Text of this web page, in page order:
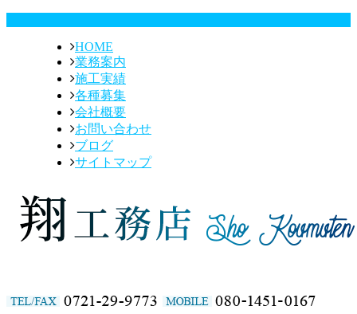
HOME
業務案内
施工実績
各種募集
会社概要
お問い合わせ
ブログ
サイトマップ